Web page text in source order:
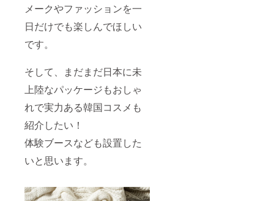
メークやファッションを一
日だけでも楽しんでほしい
です。
そして、まだまだ日本に未
上陸なパッケージもおしゃ
れで実力ある韓国コスメも
紹介したい！
体験ブースなども設置した
いと思います。